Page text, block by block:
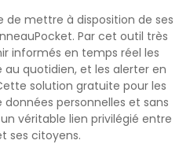
de mettre à disposition de ses
Par cet outil très
informés en temps réel les
quotidien, et les alerter en
solution gratuite pour les
personnelles et sans
véritable lien privilégié entre
ses citoyens.